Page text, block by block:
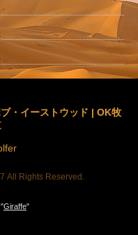
・イーストウッド | OK牧
All Rights Reserved.
Giraffe"